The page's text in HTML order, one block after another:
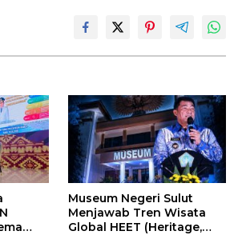
Museum Negeri Sulut
Menjawab Tren Wisata
Global HEET (Heritage,